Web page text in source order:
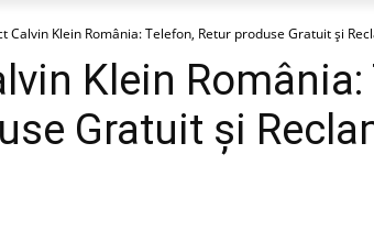
Calvin Klein România: Telefon, Retur produse Gratuit și
Klein România:
Gratuit și